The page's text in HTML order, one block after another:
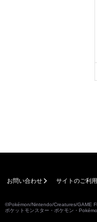
お問い合わせ サイトのご利用
©Pokémon/Nintendo/Creatures/GAME
ポケットモンスター・ポケモン・